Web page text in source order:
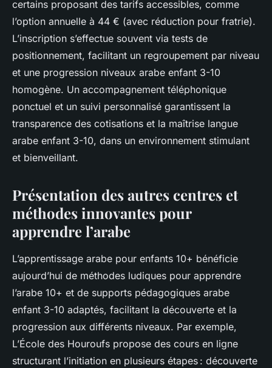
certains proposant des tarifs accessibles, comme
l’option annuelle à 44 € (avec réduction pour fratrie).
L’inscription s’effectue souvent via tests de
positionnement, facilitant un regroupement par niveau
et une progression niveaux arabe enfant 3-10
homogène. Un accompagnement téléphonique
ponctuel et un suivi personnalisé garantissent la
transparence des cotisations et la maîtrise langue
arabe enfant 3-10, dans un environnement stimulant
et bienveillant.
Présentation des autres centres et
méthodes innovantes pour
apprendre l’arabe
L’apprentissage arabe pour enfants 10+ bénéficie
aujourd’hui de méthodes ludiques pour apprendre
l’arabe 10+ et de supports pédagogiques arabe
enfant 3-10 adaptés, facilitant la découverte et la
progression aux différents niveaux. Par exemple,
L’École des Houroufs propose des cours en ligne
structurant l’initiation en plusieurs étapes : découverte